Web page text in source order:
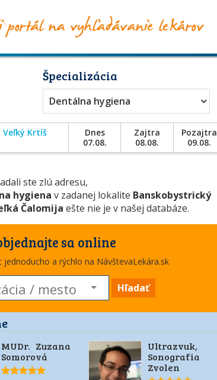
Špecializácia
Dentálna hygiena
Veľký Krtíš
Dnes
07.08.
Zajtra
08.08.
Pozajtra
09.08.
ste zlú adresu,
hygiena v zadanej lokalite Banskobystrický
Čalomija ešte nie je v našej databáze.
sa online
a rýchlo na NávštevaLekára.sk
Hľadať
MUDr. Zuzana
Somorová
Ultrazvuk,
Sonografia
Zvolen